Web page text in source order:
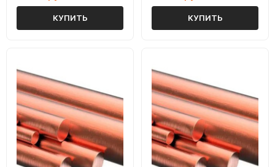
КУПИТЬ КУПИТЬ